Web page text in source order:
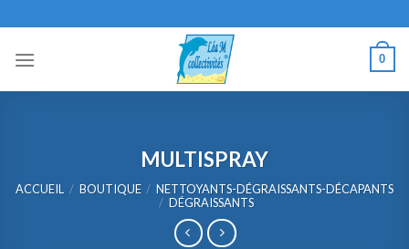
to
content
0
MULTISPRAY
ACCUEIL / BOUTIQUE / NETTOYANTS-DÉGRAISSANTS-DÉCAPANTS
/ DÉGRAISSANTS